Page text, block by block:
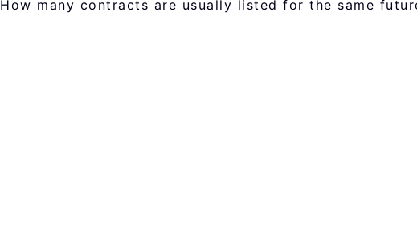
How many contracts are usually listed for the same